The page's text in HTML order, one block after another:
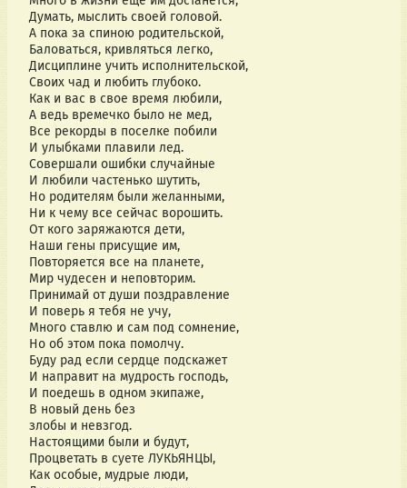
Думать, мыслить своей головой.
А пока за спиною родительской,
Баловаться, кривляться легко,
Дисциплине учить исполнительской,
Своих чад и любить глубоко.
Как и вас в свое время любили,
А ведь времечко было не мед,
Все рекорды в поселке побили
И улыбками плавили лед.
Совершали ошибки случайные
И любили частенько шутить,
Но родителям были желанными,
Ни к чему все сейчас ворошить.
От кого заряжаются дети,
Наши гены присущие им,
Повторяется все на планете,
Мир чудесен и неповторим.
Принимай от души поздравление
И поверь я тебя не учу,
Много ставлю и сам под сомнение,
Но об этом пока помолчу.
Буду рад если сердце подскажет
И направит на мудрость господь,
И поедешь в одном экипаже,
В новый день без
злобы и невзгод.
Настоящими были и будут,
Процветать в суете ЛУКЬЯНЦЫ,
Как особые, мудрые люди,